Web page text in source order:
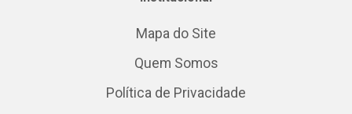
Mapa do Site
Quem Somos
Política de Privacidade